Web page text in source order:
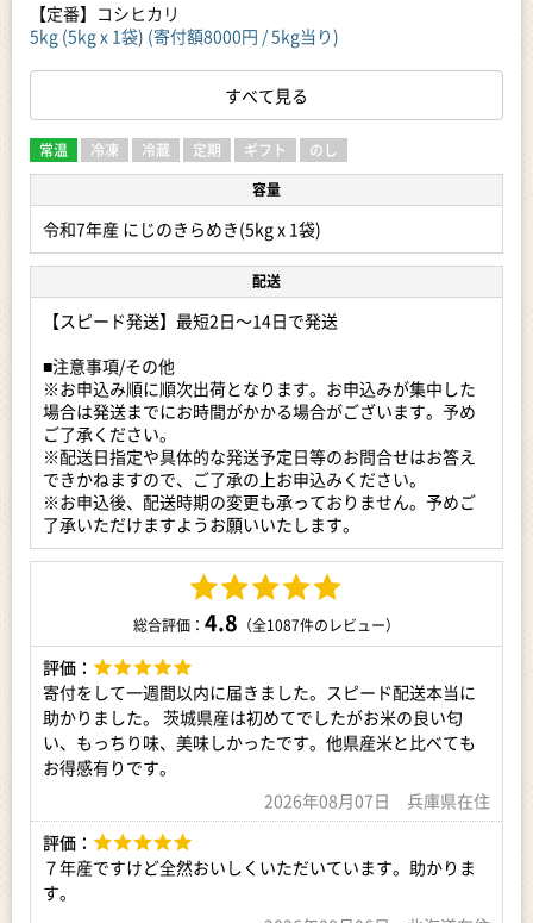
【定番】コシヒカリ
5kg (5kg x 1袋) (寄付額8000円 / 5kg当り)
20kg (5kg x 4袋) (寄付額8000円 / 5kg当り)
【期間限定】ミルキークイーン
5kg (5kg x 1袋) (寄付額8000円 / 5kg当り)
10kg (5kg x 2袋) (寄付額8000円 / 5kg当り)
20kg (5kg x 4袋) (寄付額8000円 / 5kg当り)
【和食にピッタリ】あきたこまち
5kg (5kg x 1袋) (寄付額8000円 / 5kg当り)
10kg (5kg x 2袋) (寄付額8000円 / 5kg当り)
20kg (5kg x 4袋) (寄付額8000円 / 5kg当り)
【新品種】にじのきらめき
5kg (5kg x 1袋) (寄付額8000円 / 5kg当り)
10kg (5kg x 2袋) (寄付額8000円 / 5kg当り)
20kg (5kg x 4袋) (寄付額8000円 / 5kg当り)
※こちらは【にじのきらめき 5kg】の返礼品ページとなりま
す。
令和7年産米をお届けします！
筑波山を望む鬼怒川流域の肥沃な土壌で育った、茨城県産のお
5kg×1袋と小分けになっているので、保存もしやすく、使い勝
手もバツグンです。
■関東屈指の米どころ 茨城県
茨城県は、温暖な気候と、久慈川、那珂川、小貝川、鬼怒川、
利根川などの水の潤いに恵まれ、その土地柄を生かして、古く
より稲作が盛んに行われてきました。長い歴史と豊かな風土
が、美味しい「いばらきのお米」を育んでおり、今では関東屈
指の米どころとなっています。
【注意事項】
■お米の保存方法
密閉した容器に移し替え、高温・多湿・直射日光を避けて、温
度が15℃以下の冷蔵庫等で保管してください。
すべて見る
常温 冷凍 冷蔵 定期 ギフト
のし
容量
令和7年産 にじのきらめき(5kg x 1袋)
配送
【スピード発送】最短2日〜14日で発送
■注意事項/その他
※お申込み順に順次出荷となります。お申込みが集中した
場合は発送までにお時間がかかる場合がございます。予め
ご了承ください。
※配送日指定や具体的な発送予定日等のお問合せはお答え
できかねますので、ご了承の上お申込みください。
※お申込後、配送時期の変更も承っておりません。予めご
了承いただけますようお願いいたします。
総合評価： 4.8 （全1087件のレビュー）
評価：
寄付をして一週間以内に届きました。スピード配送本当に
助かりました。 茨城県産は初めてでしたがお米の良い匂
い、もっちり味、美味しかったです。他県産米と比べても
お得感有りです。
2026年08月07日 兵庫県在住
評価：
７年産ですけど全然おいしくいただいています。助かりま
す。